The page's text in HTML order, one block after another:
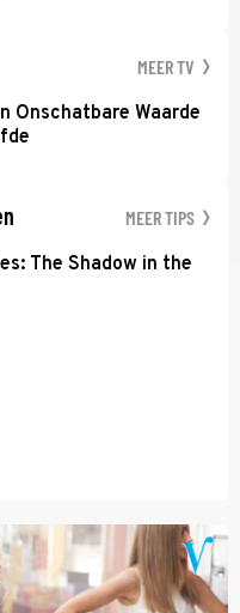
MEER TV
Onschatbare Waarde
MEER TIPS
The Shadow in the